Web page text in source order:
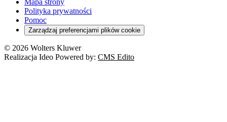
Cło
Deregulacja
Cyberbezpieczeństwo
Franczyza
Prawo autorskie
Turystyka
Orzeczenia
RODO
Mapa strony
Polityka prywatności
Pomoc
Zarządzaj preferencjami plików cookie
© 2026 Wolters Kluwer
Realizacja Ideo Powered by: CMS Edito